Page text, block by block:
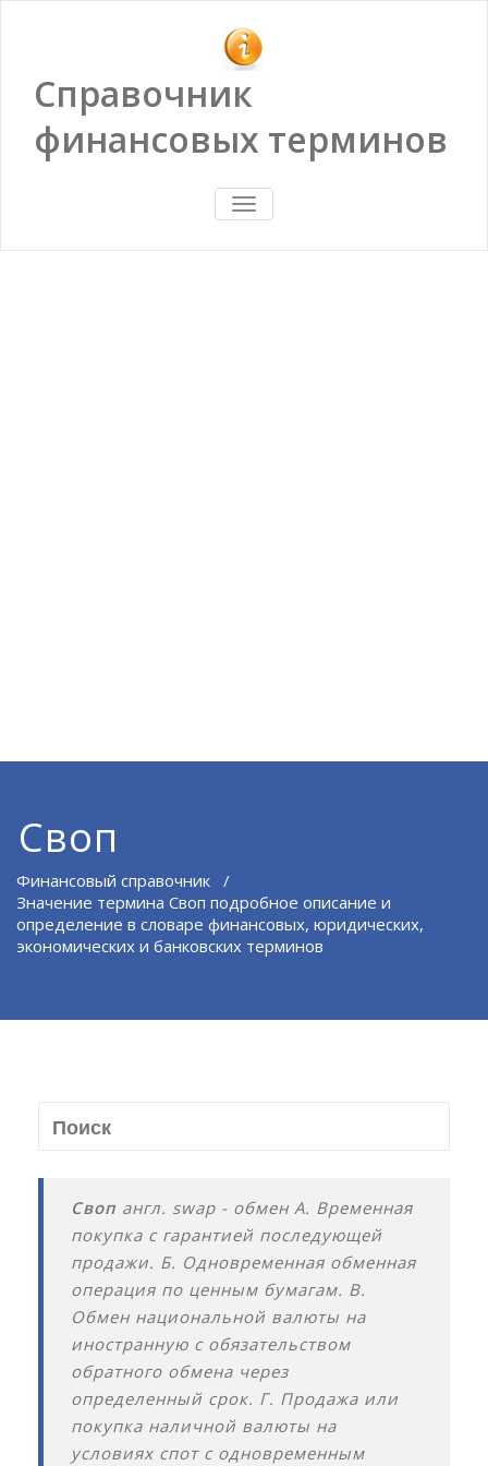
Справочник
финансовых терминов
ПОКАЗАТЬ/
СКРЫТЬ
Своп
Финансовый справочник /
Значение термина Своп подробное описание и
определение в словаре финансовых, юридических,
экономических и банковских терминов
Своп англ. swap - обмен А. Временная
покупка с гарантией последующей
продажи. Б. Одновременная обменная
операция по ценным бумагам. В.
Обмен национальной валюты на
иностранную с обязательством
обратного обмена через
определенный срок. Г. Продажа или
покупка наличной валюты на
условиях спот с одновременным